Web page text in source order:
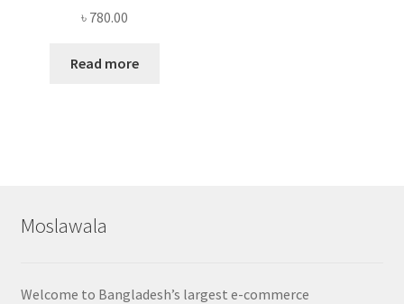
৳ 780.00
Read more
Moslawala
Welcome to Bangladesh’s largest e-commerce